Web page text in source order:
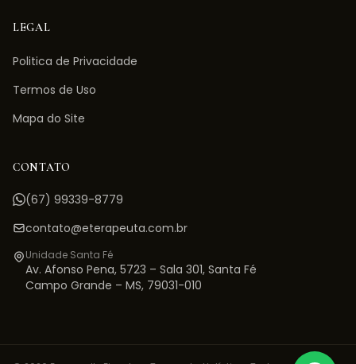
LEGAL
Politica de Privacidade
Termos de Uso
Mapa do Site
CONTATO
(67) 99339-8779
contato@eterapeuta.com.br
Unidade Santa Fé
Av. Afonso Pena, 5723 – Sala 301, Santa Fé
Campo Grande – MS, 79031-010